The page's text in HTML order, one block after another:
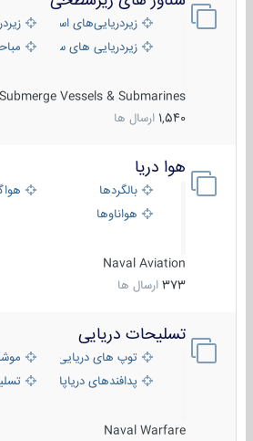
زیردریایی‌های استراتژیک
زیردریایی های سبک
مباحث
Submerge Vessels & Submarines
1,540 ارسال ها
هوا دریا
بالگردها
هواناوها
Naval Aviation
373 ارسال ها
تسلیحات دریایی
توپ های دریایی
پدافندهای دریاپایه
Naval Warfare